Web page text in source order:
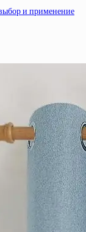
и применение